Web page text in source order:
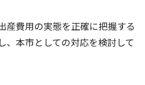
産費用の実態を正確に把握する
、本市としての対応を検討して